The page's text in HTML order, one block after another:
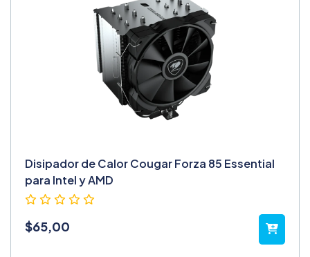
Disipador de Calor Cougar Forza 85 Essential
para Intel y AMD
$65,00